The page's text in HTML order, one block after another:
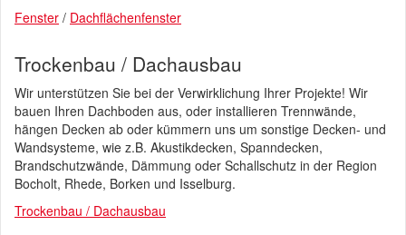
Fenster / Dachflächenfenster
Trockenbau / Dachausbau
Wir unterstützen Sie bei der Verwirklichung Ihrer Projekte! Wir
bauen Ihren Dachboden aus, oder installieren Trennwände,
hängen Decken ab oder kümmern uns um sonstige Decken- und
Wandsysteme, wie z.B. Akustikdecken, Spanndecken,
Brandschutzwände, Dämmung oder Schallschutz in der Region
Bocholt, Rhede, Borken und Isselburg.
Trockenbau / Dachausbau